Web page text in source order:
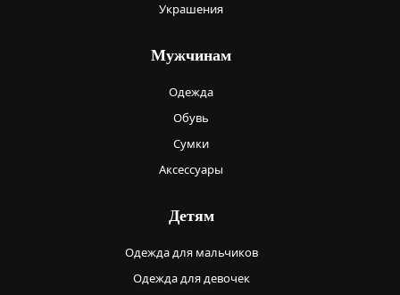
Украшения
Мужчинам
Одежда
Обувь
Сумки
Аксессуары
Детям
Одежда для мальчиков
Одежда для девочек